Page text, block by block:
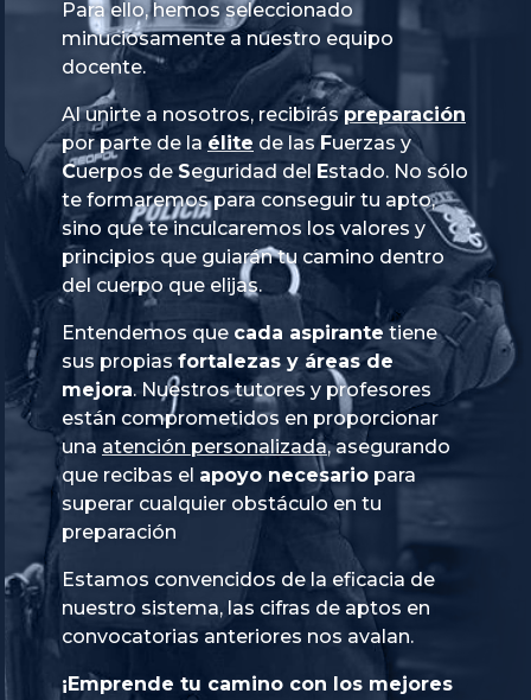
Para ello, hemos seleccionado
minuciosamente a nuestro equipo
docente.
Al unirte a nosotros, recibiráspreparación
por parte de la élite de las Fuerzas y
Cuerpos de Seguridad del Estado. No sólo
te formaremos para conseguir tu apto,
sino que te inculcaremos los valores y
principios que guiarán tu camino dentro
del cuerpo que elijas.
Entendemos que cada aspirante tiene
sus propias fortalezas y áreas de
mejora. Nuestros tutores y profesores
están comprometidos en proporcionar
una atención personalizada, asegurando
que recibas el apoyo necesario para
superar cualquier obstáculo en tu
preparación
Estamos convencidos de la eficacia de
nuestro sistema, las cifras de aptos en
convocatorias anteriores nos avalan.
¡Emprende tu camino con los mejores